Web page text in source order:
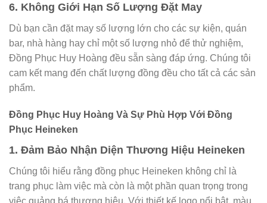
6. Không Giới Hạn Số Lượng Đặt May
Dù bạn cần đặt may số lượng lớn cho các sự kiện, quán
bar, nhà hàng hay chỉ một số lượng nhỏ để thử nghiệm,
Đồng Phục Huy Hoàng đều sẵn sàng đáp ứng. Chúng tôi
cam kết mang đến chất lượng đồng đều cho tất cả các sản
phẩm.
Đồng Phục Huy Hoàng Và Sự Phù Hợp Với Đồng
Phục Heineken
1. Đảm Bảo Nhận Diện Thương Hiệu Heineken
Chúng tôi hiểu rằng đồng phục Heineken không chỉ là
trang phục làm việc mà còn là một phần quan trọng trong